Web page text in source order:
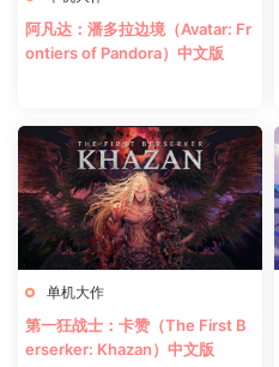
阿凡达：潘多拉边境（Avatar: Fr
ontiers of Pandora）中文版
单机大作
第一狂战士：卡赞（The First B
erserker: Khazan）中文版